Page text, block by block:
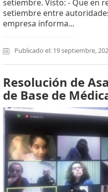
setiembre. Visto: - Que en
setiembre entre
empresa informa...
Publicado el: 19 septiembre,
Resolución de
de Base de